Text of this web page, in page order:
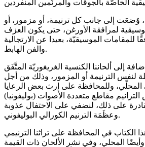
وُضعَت إلى جانب كل ترنيمة، أو مزمور، أو
لمرافقة الأورغن، حتى يكون العزف
للمقامات الموسيقيّة، بعيدا عن الارتجالية
والفن الهابط.
إلى ألحاننا الكنسية الغريغوريّة المتَّفَق
لنفس الترنيمة أو المزمور، وذلك من أجل
مقاطع متعددة الأصوات (بوليفونيا)
على ذلك، لنضفي على الاحتفال عذوبة
وعظَمَة الترنيم الكورالي البوليفوني.
الكتاب في المحافظة على تراثنا الترنيمي
وأيضًا المحلي، وفي نشر الألحان ذات القيمة